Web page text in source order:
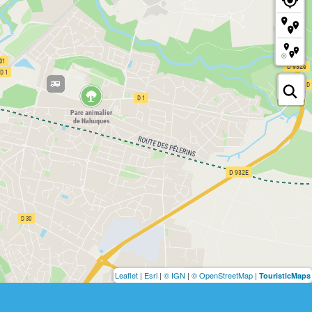
Leaflet | Esri | © IGN | © OpenStreetMap | TouristicMaps